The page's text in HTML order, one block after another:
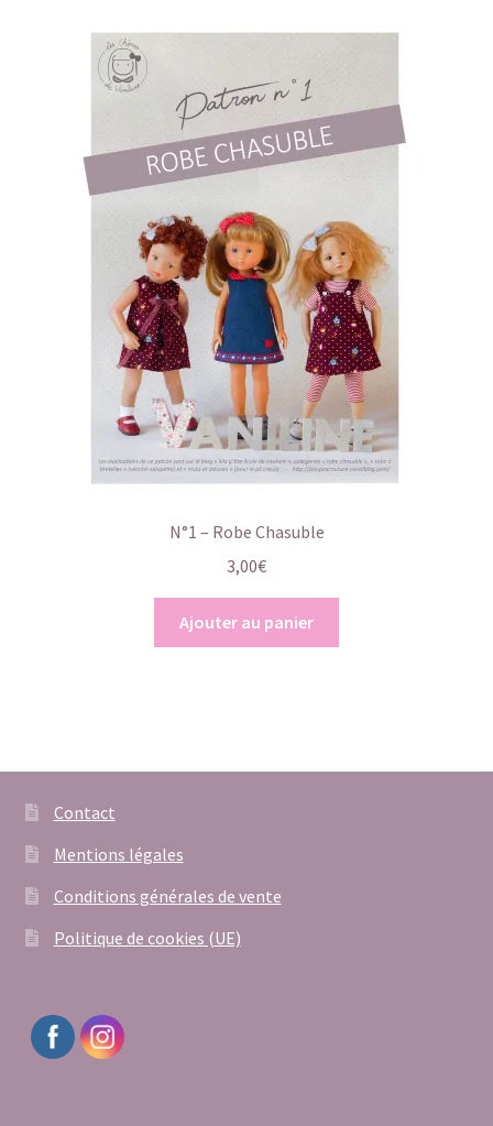
N°1 – Robe Chasuble
3,00€
Ajouter au panier
Contact
Mentions légales
Conditions générales de vente
Politique de cookies (UE)